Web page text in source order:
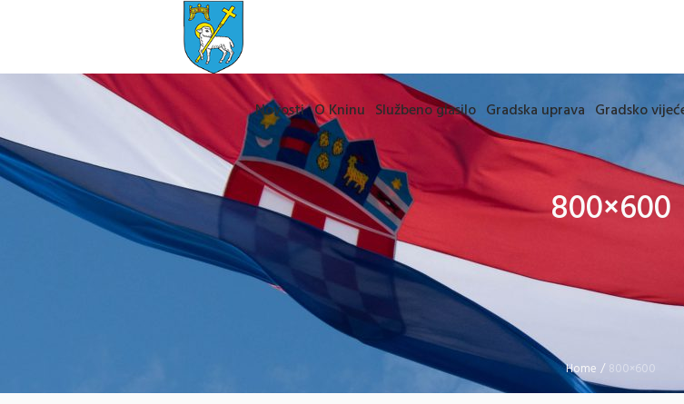
Novosti O Kninu Službeno glasilo Gradska uprava Gradsko
800×600
Home /800×600